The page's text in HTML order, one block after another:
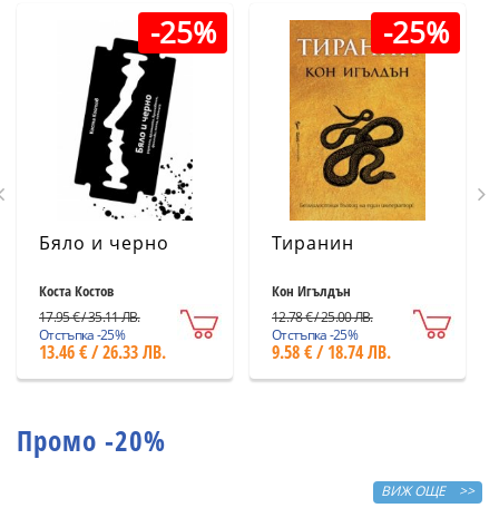
-25%
Бяло и черно
Коста Костов
17.95 € / 35.11 ЛВ.
Отстъпка -25%
13.46 € / 26.33 ЛВ.
-25%
Тиранин
Кон Игълдън
12.78 € / 25.00 ЛВ.
Отстъпка -25%
9.58 € / 18.74 ЛВ.
Промо -20%
ВИЖ ОЩЕ >>